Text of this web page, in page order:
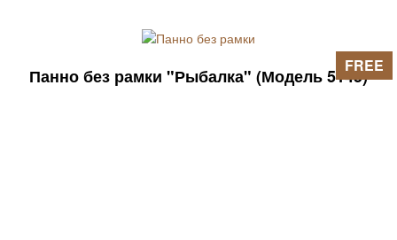
Панно без рамки "Рыбалка" (Модель 5145)
FREE